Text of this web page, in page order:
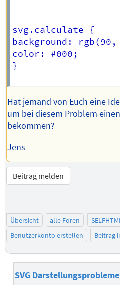
svg.calculate {
background:
color: #000;
}
Hat jemand von Euch eine
um bei diesem Problem
bekommen?
Jens
Beitrag melden
Übersicht alle Foren
Benutzerkonto erstellen
Beitrag
SVG